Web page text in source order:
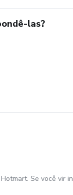
las?
Se você vir